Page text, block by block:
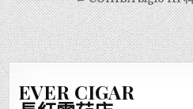
導
覽
EVER CIGAR